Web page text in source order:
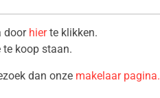
door hierte klikken.
te koop staan.
dan onze makelaar pagina.